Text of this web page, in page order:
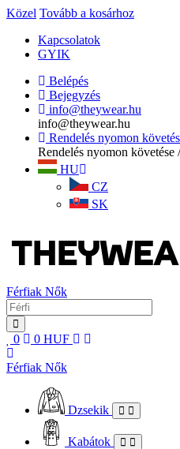
Közel Tovább a kosárhoz
Kapcsolatok
GYIK
Belépés
Bejegyzés
info@theywear.hu
info@theywear.hu
Rendelés nyomon
Rendelés nyomon
HU
CZ
SK
Férfiak Nők
0 0 HUF
Férfiak Nők
Dzsekik
Kabátok